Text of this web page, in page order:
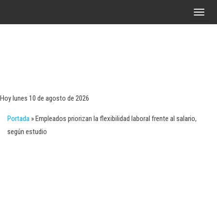
A
Hoy lunes 10 de agosto de 2026
Portada »Empleados priorizan la flexibilidad laboral frente al salario,
según estudio